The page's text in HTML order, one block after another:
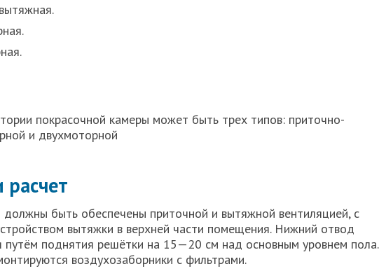
покрасочной камеры может быть трех типов: приточно-
и двухмоторной
расчет
быть обеспечены приточной и вытяжной вентиляцией, с
вытяжки в верхней части помещения. Нижний отвод
путём поднятия решётки на 15—20 см над основным уровнем пола.
воздухозаборники с фильтрами.